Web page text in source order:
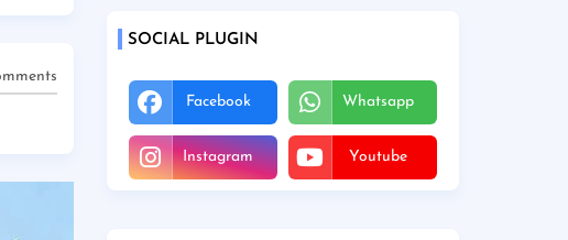
SOCIAL PLUGIN
Facebook Whatsapp
Instagram Youtube